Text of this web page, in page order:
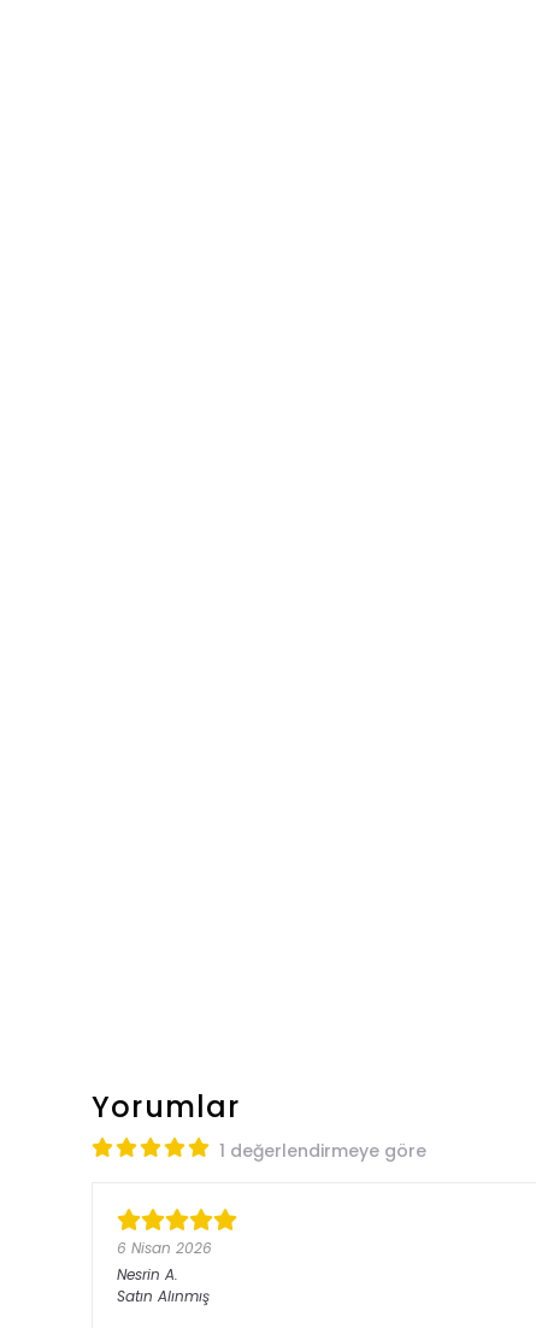
Yorumlar
1 değerlendirmeye göre
6 Nisan 2026
Nesrin A.
Satın Alınmış